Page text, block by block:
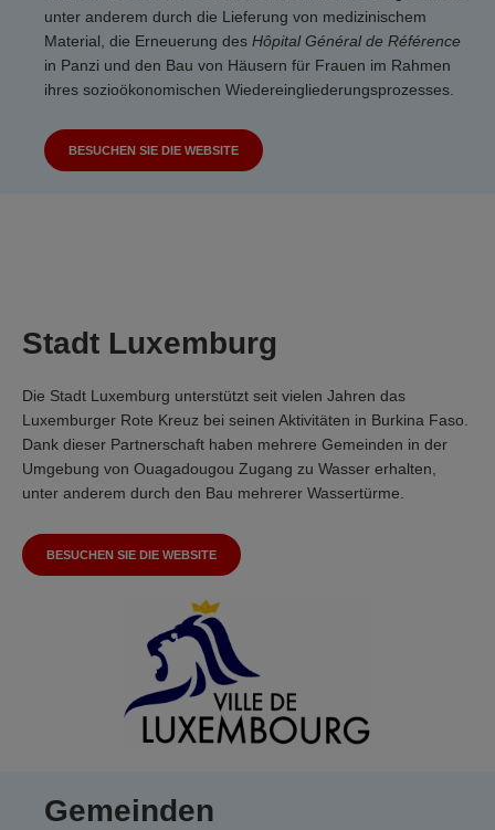
unter anderem durch die Lieferung von medizinischem
Material, die Erneuerung des Hôpital Général de Référence
in Panzi und den Bau von Häusern für Frauen im Rahmen
ihres sozioökonomischen Wiedereingliederungsprozesses.
BESUCHEN SIE DIE WEBSITE
Stadt Luxemburg
Die Stadt Luxemburg unterstützt seit vielen Jahren das
Luxemburger Rote Kreuz bei seinen Aktivitäten in Burkina Faso.
Dank dieser Partnerschaft haben mehrere Gemeinden in der
Umgebung von Ouagadougou Zugang zu Wasser erhalten,
unter anderem durch den Bau mehrerer Wassertürme.
BESUCHEN SIE DIE WEBSITE
Gemeinden